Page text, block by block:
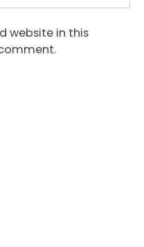
website in this